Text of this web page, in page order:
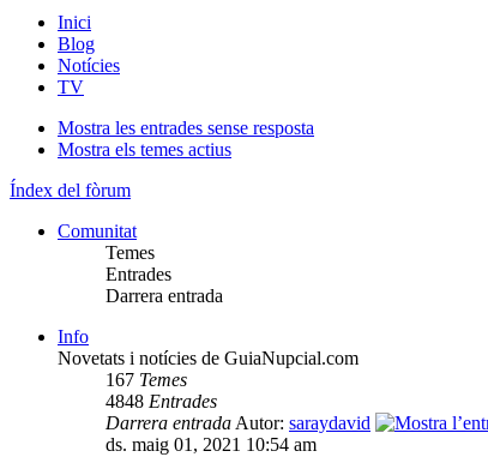
Inici
Blog
Notícies
TV
Mostra les entrades sense resposta
Mostra els temes actius
Índex del fòrum
Comunitat
Temes
Entrades
Darrera entrada
Info
Novetats i notícies de GuiaNupcial.com
167 Temes
4848 Entrades
Darrera entrada Autor: saraydavid
ds. maig 01, 2021 10:54 am